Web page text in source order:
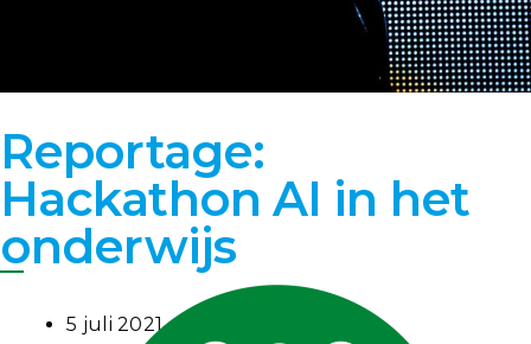
Reportage:
Hackathon AI in het
onderwijs
5 juli 2021